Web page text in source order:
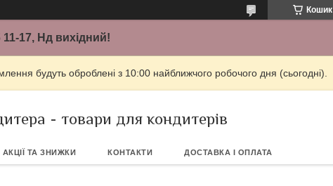
Кошик
17, Нд вихідний!
будуть оброблені з 10:00 найближчого робочого дня (сьогодні).
- товари для кондитерів
АКЦІЇ ТА ЗНИЖКИ КОНТАКТИ ДОСТАВКА І ОПЛАТА